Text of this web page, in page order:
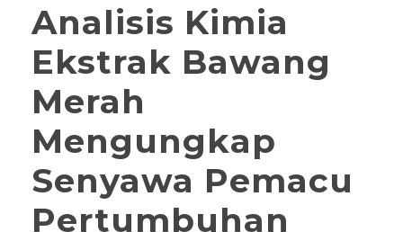
Analisis Kimia
Ekstrak Bawang
Merah
Mengungkap
Senyawa Pemacu
Pertumbuhan